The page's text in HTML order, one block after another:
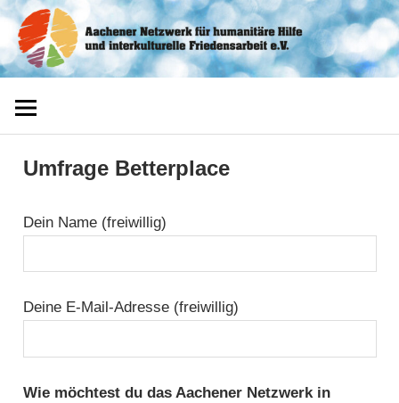
Zum
Inhalt
springen
Aachener
Netzwerk
Umfrage Betterplace
Dein Name (freiwillig)
Deine E-Mail-Adresse (freiwillig)
Wie möchtest du das Aachener Netzwerk in